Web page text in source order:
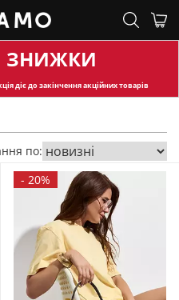
ЗНИЖКИ
діє до закінчення акційних товарів
по:
- 20%